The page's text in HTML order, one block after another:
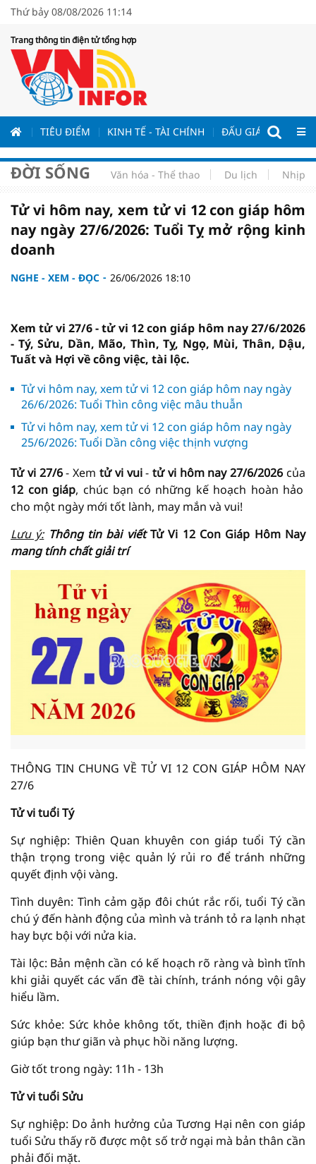
Thứ bảy 08/08/2026 11:14
Trang thông tin điện tử tổng hợp
TIÊU ĐIỂM KINH TẾ - TÀI CHÍNH ĐẤU GIÁ - ĐẤU
ĐỜI SỐNG Văn hóa - Thể thao Du lịch Nhịp
Tử vi hôm nay, xem tử vi 12 con giáp hôm
nay ngày 27/6/2026: Tuổi Tỵ mở rộng kinh
doanh
NGHE - XEM - ĐỌC 26/06/2026 18:10
Xem tử vi 27/6 - tử vi 12 con giáp hôm nay 27/6/2026
- Tý, Sửu, Dần, Mão, Thìn, Tỵ, Ngọ, Mùi, Thân, Dậu,
Tuất và Hợi về công việc, tài lộc.
Tử vi hôm nay, xem tử vi 12 con giáp hôm nay ngày
26/6/2026: Tuổi Thìn công việc mâu thuẫn
Tử vi hôm nay, xem tử vi 12 con giáp hôm nay ngày
25/6/2026: Tuổi Dần công việc thịnh vượng
Tử vi 27/6- Xem tử vi vui-tử vi hôm nay 27/6/2026 của
12 con giáp, chúc bạn có những kế hoạch hoàn hảo
cho một ngày mới tốt lành, may mắn và vui!
Lưu ý: Thông tin bài viếtTử Vi 12 Con Giáp Hôm Nay
mang tính chất giải trí
THÔNG TIN CHUNG VỀ TỬ VI 12 CON GIÁP HÔM NAY
27/6
Tử vi tuổi Tý
Sự nghiệp: Thiên Quan khuyên con giáp tuổi Tý cần
thận trọng trong việc quản lý rủi ro để tránh những
quyết định vội vàng.
Tình duyên: Tình cảm gặp đôi chút rắc rối, tuổi Tý cần
chú ý đến hành động của mình và tránh tỏ ra lạnh nhạt
hay bực bội với nửa kia.
Tài lộc: Bản mệnh cần có kế hoạch rõ ràng và bình tĩnh
khi giải quyết các vấn đề tài chính, tránh nóng vội gây
hiểu lầm.
Sức khỏe: Sức khỏe không tốt, thiền định hoặc đi bộ
giúp bạn thư giãn và phục hồi năng lượng.
Giờ tốt trong ngày: 11h - 13h
Tử vi tuổi Sửu
Sự nghiệp: Do ảnh hưởng của Tương Hại nên con giáp
tuổi Sửu thấy rõ được một số trở ngại mà bản thân cần
phải đối mặt.